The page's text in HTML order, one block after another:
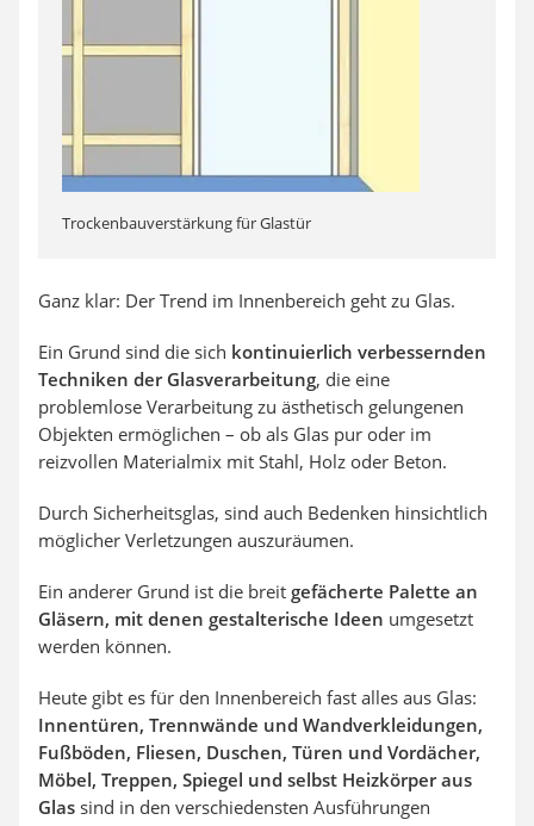
Trockenbauverstärkung für Glastür
Ganz klar: Der Trend im Innenbereich geht zu Glas.
Ein Grund sind die sich kontinuierlich verbessernden
Techniken der Glasverarbeitung, die eine
problemlose Verarbeitung zu ästhetisch gelungenen
Objekten ermöglichen – ob als Glas pur oder im
reizvollen Materialmix mit Stahl, Holz oder Beton.
Durch Sicherheitsglas, sind auch Bedenken hinsichtlich
möglicher Verletzungen auszuräumen.
Ein anderer Grund ist die breit gefächerte Palette an
Gläsern, mit denen gestalterische Ideen umgesetzt
werden können.
Heute gibt es für den Innenbereich fast alles aus Glas:
Innentüren, Trennwände und Wandverkleidungen,
Fußböden, Fliesen, Duschen, Türen und Vordächer,
Möbel, Treppen, Spiegel und selbst Heizkörper aus
Glas sind in den verschiedensten Ausführungen